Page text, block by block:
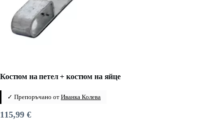
Костюм на петел + костюм на яйце
✓ Препоръчано от Иванка Колева
115,99 €